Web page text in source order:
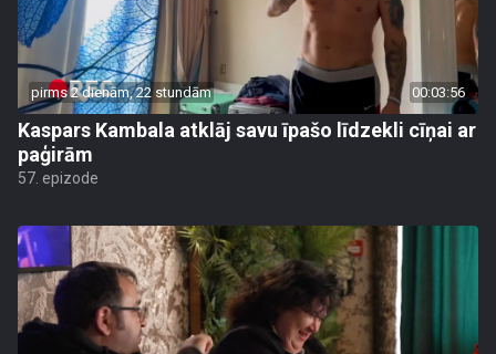
pirms 2 dienām, 22 stundām 00:03:56
Kaspars Kambala atklāj savu īpašo līdzekli cīņai ar
paģirām
57. epizode